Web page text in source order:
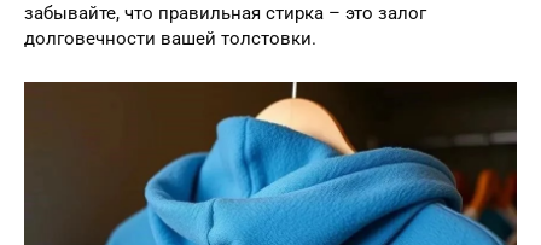
забывайте, что правильная стирка – это залог
долговечности вашей толстовки.